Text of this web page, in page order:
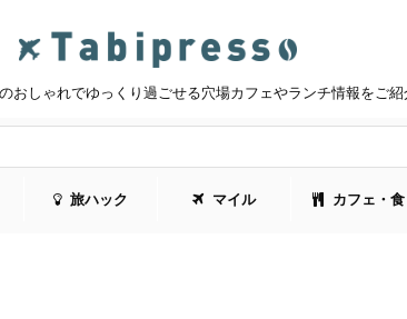
おしゃれでゆっくり過ごせる穴場カフェやランチ情報をご紹
旅ハック マイル カフェ・食